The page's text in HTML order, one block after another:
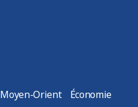
Moyen-Orient Économie